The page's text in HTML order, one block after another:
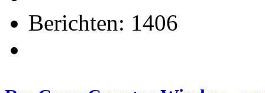
Berichten: 1406